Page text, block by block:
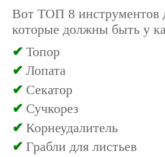
Вот ТОП 8 инструментов
которые должны быть у
Топор
Лопата
Секатор
Сучкорез
Корнеудалитель
Грабли для листьев